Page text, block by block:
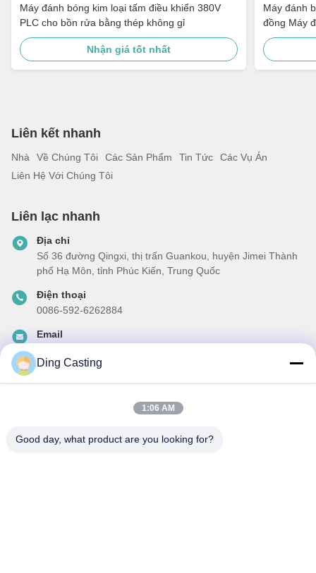
Máy đánh bóng kim loại tấm điều khiển 380V
PLC cho bồn rửa bằng thép không gỉ
Nhận giá tốt nhất
Máy đánh
đồng Máy
bị đánh
Liên kết nhanh
Nhà Về Chúng Tôi Các Sản Phẩm Tin Tức
Các Vụ Án
Liên Hệ Với Chúng Tôi
Liên lạc nhanh
Địa chỉ
Số 36 đường Qingxi, thị trấn Guankou, huyện Jimei Thành
phố Hạ Môn, tỉnh Phúc Kiến, Trung Quốc
Điện thoại
0086-592-6262884
Email
Đăng ký bản tin của chúng tôi để được giảm giá và nhiều hơn
Ding Casting
1:06 AM
Good day, what product are you looking for?